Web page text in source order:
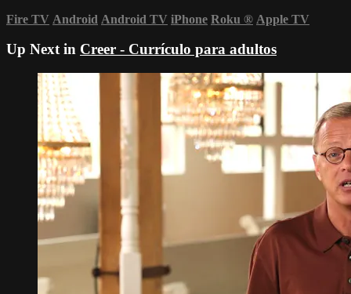
Fire TV Android Android TV iPhone Roku ® Apple TV
Up Next in Creer - Currículo para adultos